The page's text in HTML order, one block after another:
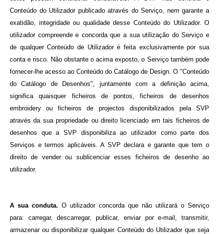
Conteúdo do Utilizador publicado através do Serviço, nem garante a
exatidão, integridade ou qualidade desse Conteúdo do Utilizador. O
utilizador compreende e concorda que a sua utilização do Serviço e
de qualquer Conteúdo de Utilizador é feita exclusivamente por sua
conta e risco. Não obstante o acima exposto, o Serviço também pode
fornecer-lhe acesso ao Conteúdo do Catálogo de Design. O "Conteúdo
do Catálogo de Desenhos", juntamente com a definição acima,
significa quaisquer ficheiros de pontos, ficheiros de desenhos
embroidery ou ficheiros de projectos disponibilizados pela SVP
através da sua propriedade ou direito licenciado em tais ficheiros de
desenhos que a SVP disponibiliza ao utilizador como parte dos
Serviços e termos aplicáveis. A SVP declara e garante que tem o
direito de vender ou sublicenciar esses ficheiros de desenho ao
utilizador.
A sua conduta. O utilizador concorda que não utilizará o Serviço
para:
carregar, descarregar, publicar, enviar por e-mail, transmitir,
armazenar ou disponibilizar qualquer Conteúdo do Utilizador que seja